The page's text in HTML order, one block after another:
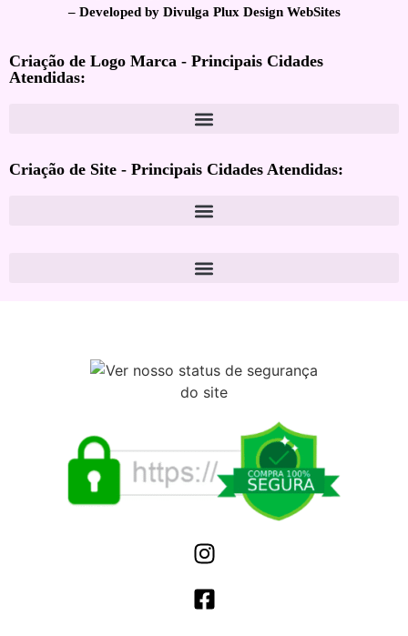
– Developed by Divulga Plux Design WebSites
Criação de Logo Marca - Principais Cidades
Atendidas:
Criação de Site - Principais Cidades Atendidas: